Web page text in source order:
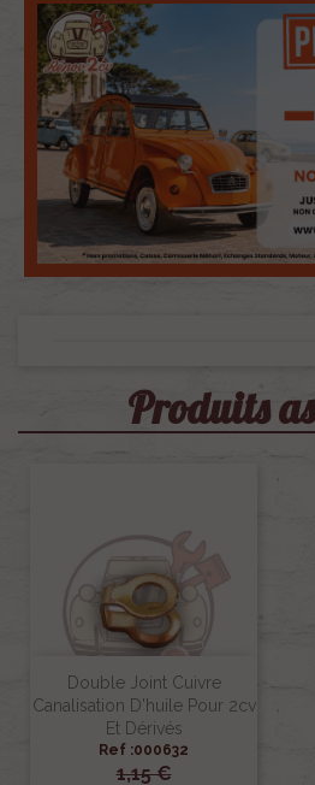
Produits
Double Joint Cuivre
Canalisation D'huile Pour 2cv
Et Dérivés
Ref :000632
1,15 €